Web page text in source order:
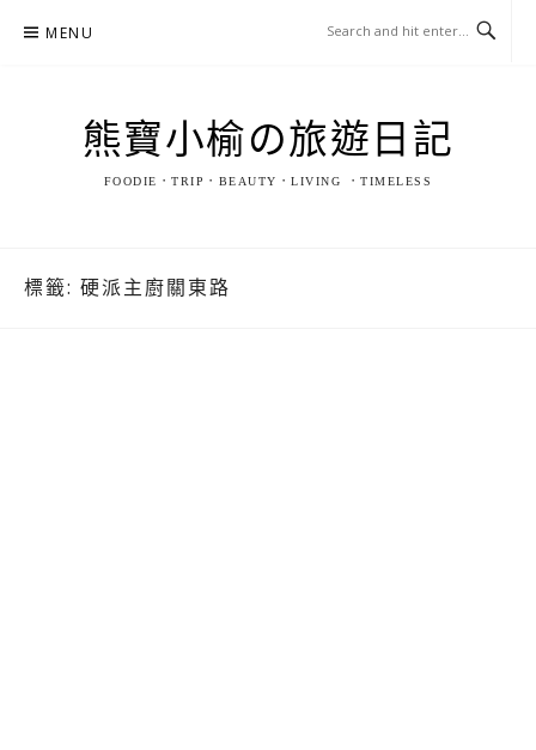
MENU
熊寶小榆の旅遊日記
FOODIE．TRIP．BEAUTY．LIVING ．TIMELESS
標籤: 硬派主廚關東路